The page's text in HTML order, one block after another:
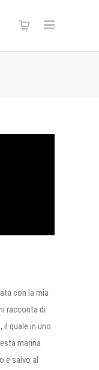
con la mia
racconta di
il quale in uno
marina
e salvo al